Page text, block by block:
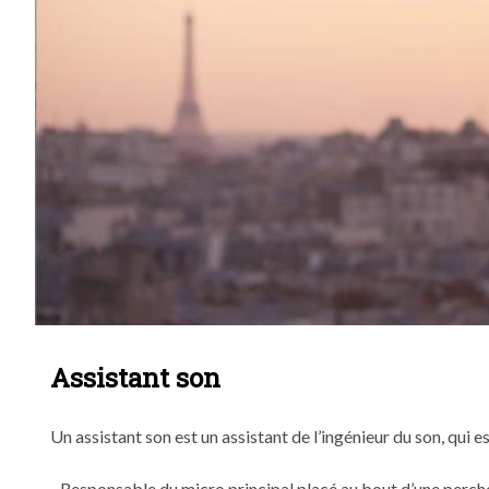
Assistant son
Un assistant son est un assistant de l’ingénieur du son, qui